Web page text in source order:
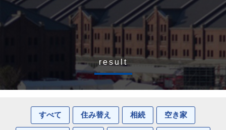
result
すべて 住み替え 相続 空き家